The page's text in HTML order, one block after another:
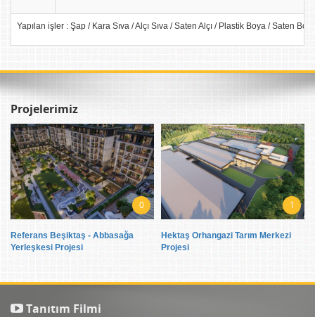
Yapılan işler : Şap / Kara Sıva / Alçı Sıva / Saten Alçı / Plastik Boya / Saten
Projelerimiz
0
Referans Beşiktaş - Abbasağa
Yerleşkesi Projesi
1
Hektaş Orhangazi Tarım Merkezi
Projesi
Tanıtım Filmi